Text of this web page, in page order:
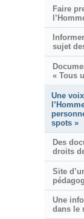
Faire
sujet
« Tous
Une
spots »
Des
droits
Site
Une
dans le